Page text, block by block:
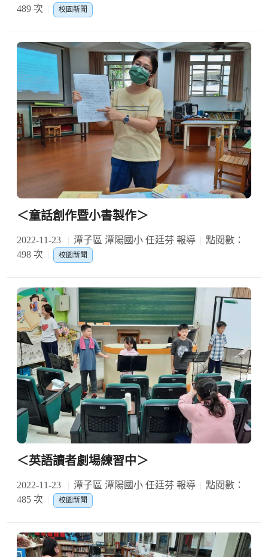
489 次
校園新聞
＜童話創作暨小書製作＞
2022-11-23 潭子區 潭陽國小 任廷芬 報導
點閱數：
498 次
校園新聞
＜英語讀者劇場練習中＞
2022-11-23 潭子區 潭陽國小 任廷芬 報導
點閱數：
485 次
校園新聞